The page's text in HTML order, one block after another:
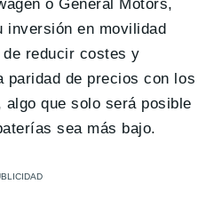
o General Motors,
inversión en movilidad
reducir costes y
paridad de precios con los
algo que solo será posible
sea más bajo.